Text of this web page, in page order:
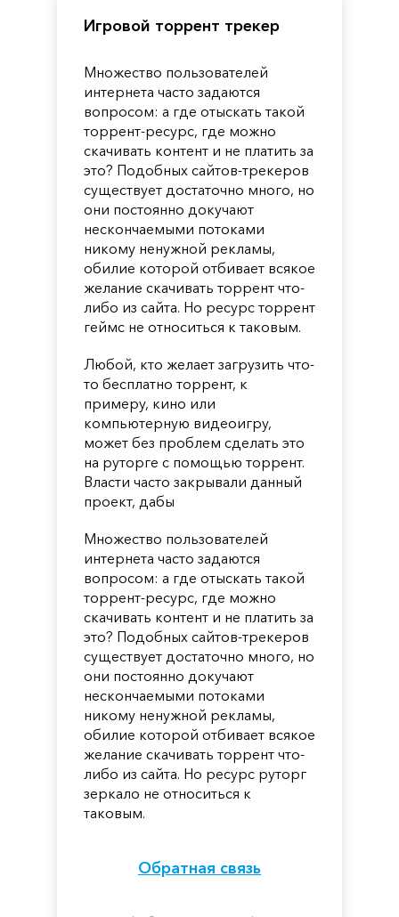
Игровой торрент трекер
Множество пользователей
интернета часто задаются
вопросом: а где отыскать такой
торрент-ресурс, где можно
скачивать контент и не платить за
это? Подобных сайтов-трекеров
существует достаточно много, но
они постоянно докучают
нескончаемыми потоками
никому ненужной рекламы,
обилие которой отбивает всякое
желание скачивать торрент что-
либо из сайта. Но ресурс торрент
геймс не относиться к таковым.
Любой, кто желает загрузить что-
то бесплатно торрент, к
примеру, кино или
компьютерную видеоигру,
может без проблем сделать это
на руторге с помощью торрент.
Власти часто закрывали данный
проект, дабы
Множество пользователей
интернета часто задаются
вопросом: а где отыскать такой
торрент-ресурс, где можно
скачивать контент и не платить за
это? Подобных сайтов-трекеров
существует достаточно много, но
они постоянно докучают
нескончаемыми потоками
никому ненужной рекламы,
обилие которой отбивает всякое
желание скачивать торрент что-
либо из сайта. Но ресурс руторг
зеркало не относиться к
таковым.
Обратная связь